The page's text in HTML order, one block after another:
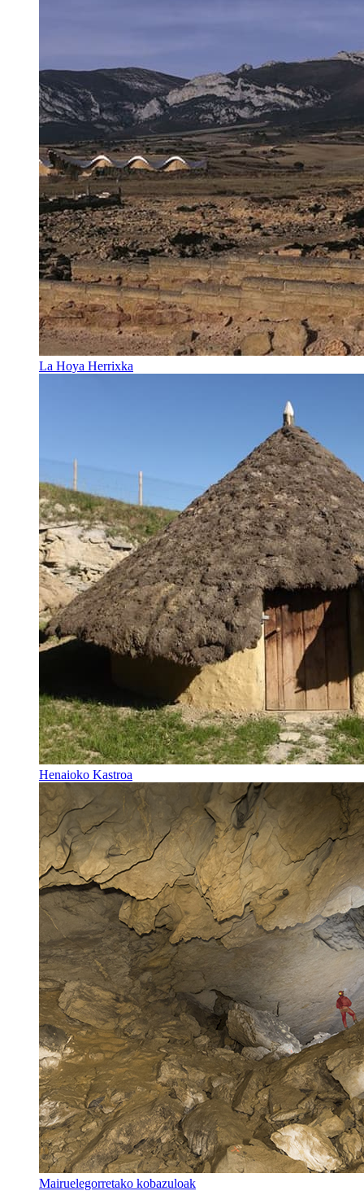
La Hoya Herrixka
Henaioko Kastroa
Mairuelegorretako kobazuloak